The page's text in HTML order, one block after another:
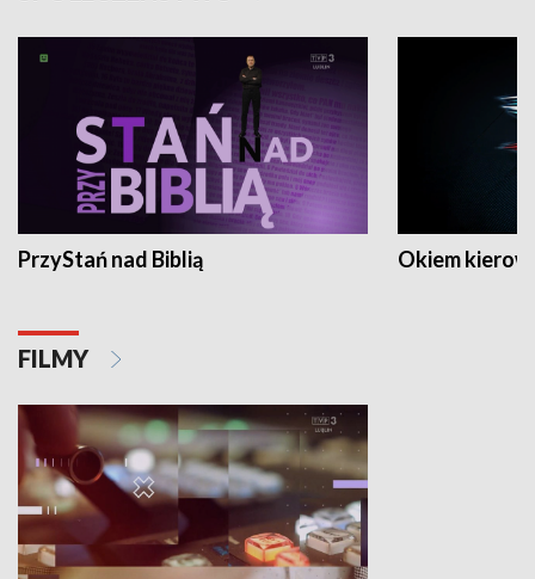
PrzyStań nad Biblią Okiem
FILMY